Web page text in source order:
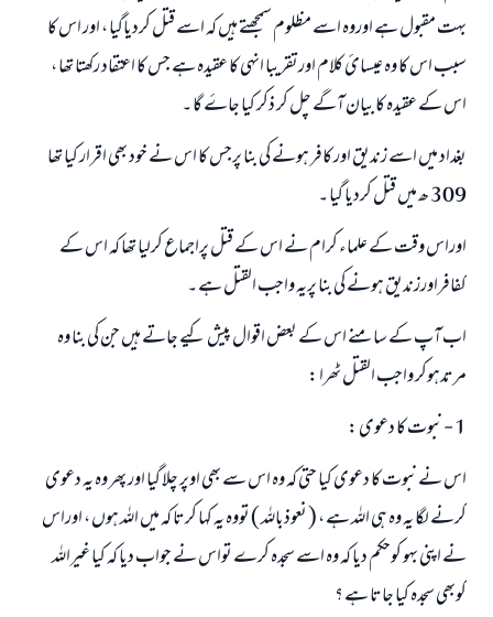
بہت مقبول ہے اوروہ اسے مظلوم سمجھتے ہيں کہ اسے قتل کردیاگیا ، اور اس کا
سبب اس کا وہ عیسا‏ئ کلام اورتقریبا انہی کا عقیدہ ہے جس کا اعتقاد رکھتا تھا ،
اس کے عقیدہ کا بیان آگے چل کر ذکر کیا جاۓ گا ۔
بغداد میں اسے زندیق اور کافر ہونے کی بنا پرجس کا اس نے خود بھی اقرار کیا تھا
309 ھ میں قتل کردیا گیا ۔
اوراس وقت کے علماء کرام نے اس کے قتل پراجماع کرلیا تھا کہ اس کے
کفافراورزندیق ہونے کی بنا پریہ واجب القتل ہے ۔
اب آپ کے سامنے اس کے بعض اقوال پیش کیے جاتے ہیں جن کی بنا وہ
مرتدہوکر واجب القتل ٹھرا :
1 - نبوت کا دعوی :
اس نے نبوت کا دعوی کیا حتی کہ وہ اس سے بھی اوپر چلا گیا اور پھر وہ یہ دعوی
کرنے لگا یہ وہ ہی اللہ ہے ، ( نعوذباللہ ) تووہ یہ کہا کرتا کہ میں اللہ ہوں ، اوراس
نے اپنی بہو کوحکم دیا کہ وہ اسے سجدہ کرے تواس نے جواب دیا کہ کیا غیراللہ
کوبھی سجدہ کیا جاتا ہے ؟